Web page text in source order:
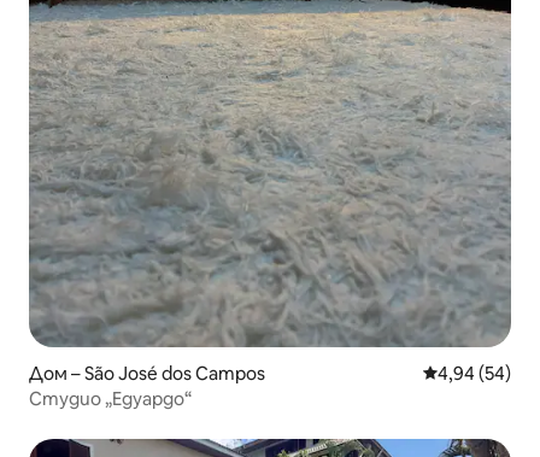
Дом – São José dos Campos Средна
4,94 (54)
Студио „Едуардо“